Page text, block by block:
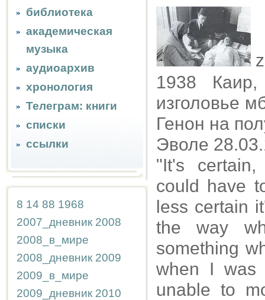
библиотека
академическая
музыка
аудиоархив
хронология
Телеграм: книги
списки
ссылки
8 14 88 1968
2007_дневник 2008
2008_в_мире
2008_дневник 2009
2009_в_мире
2009_дневник 2010
1938
изголовье
Генон на
Эволе
"It's
could have
less certain
the way
something
when I was
unable to